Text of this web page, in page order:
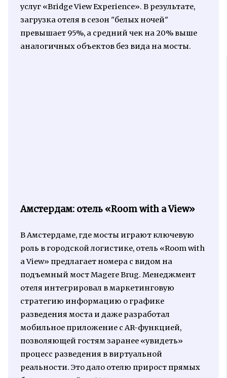
услуг «Bridge View Experience». В результате,
загрузка отеля в сезон "белых ночей"
превышает 95%, а средний чек на 20% выше
аналогичных объектов без вида на мосты.
Амстердам: отель «Room with a View»
В Амстердаме, где мосты играют ключевую
роль в городской логистике, отель «Room with
a View» предлагает номера с видом на
подъемный мост Magere Brug. Менеджмент
отеля интегрировал в маркетинговую
стратегию информацию о графике
разведения моста и даже разработал
мобильное приложение с AR-функцией,
позволяющей гостям заранее «увидеть»
процесс разведения в виртуальной
реальности. Это дало отелю прирост прямых